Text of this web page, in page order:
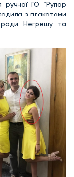
ГО “Рупор
з плакатами
Негрешу та